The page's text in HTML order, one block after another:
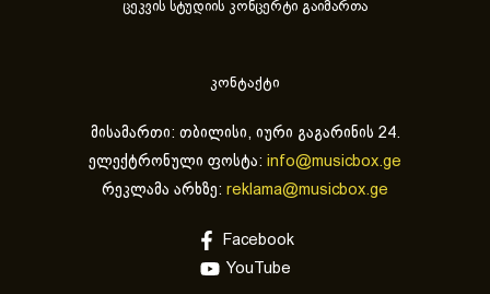
ცეკვის სტუდიის კონცერტი გაიმართა
კონტაქტი
მისამართი: თბილისი, იური გაგარინის 24.
ელექტრონული ფოსტა: info@musicbox.ge
რეკლამა არხზე: reklama@musicbox.ge
Facebook
YouTube